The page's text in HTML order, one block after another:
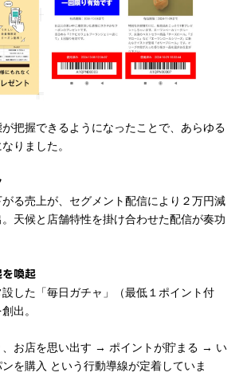
把握できるようになったことで、あらゆる
りました。
る売上が、セグメント配信により２万円減
天候と店舗特性を掛け合わせた配信が奏功
喚起
した「毎日ガチャ」（最低１ポイント付
出。
、お店を思い出す → ポイントが貯まる → い
を購入 という行動導線が定着していま